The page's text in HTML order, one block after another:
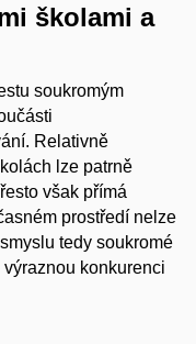
školami a
soukromým
Relativně
lze patrně
však přímá
prostředí nelze
tedy soukromé
konkurenci